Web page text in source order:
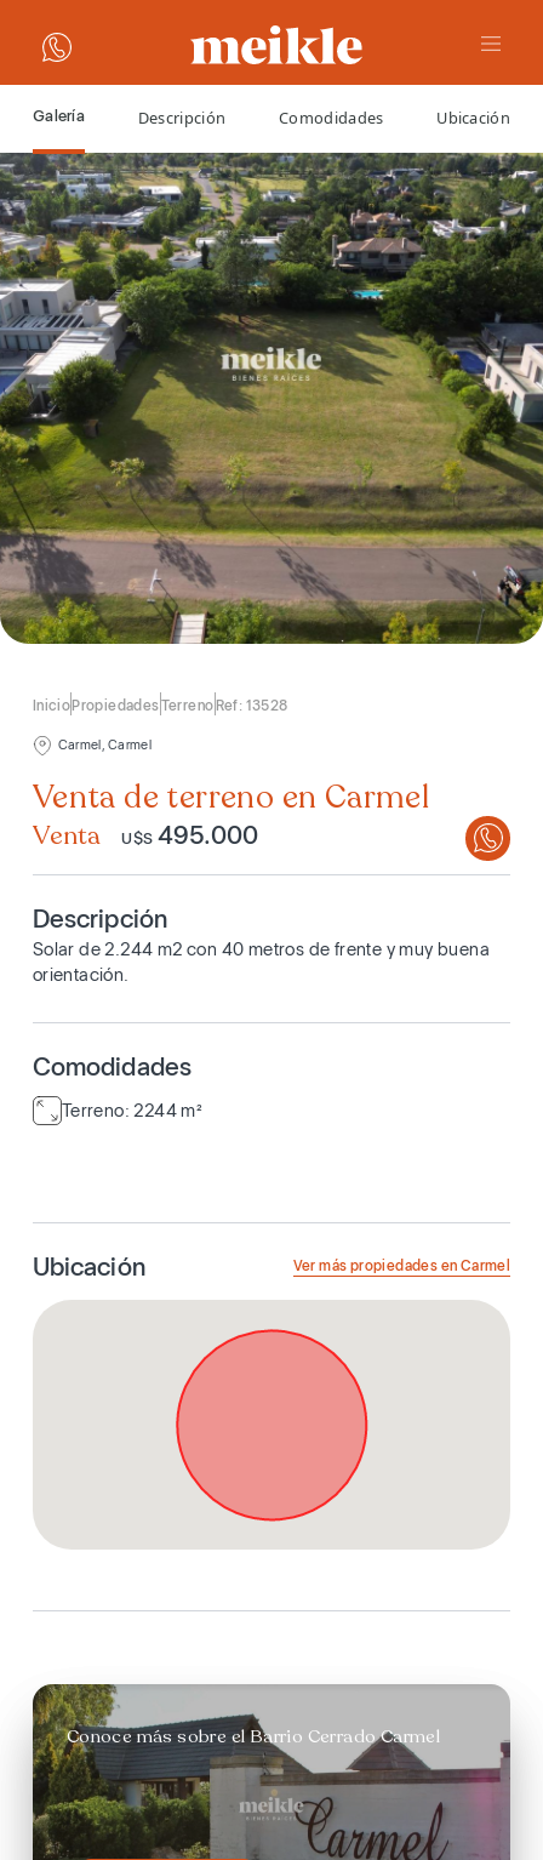
Galería Descripción Comodidades Ubicación
InicioPropiedadesTerrenoRef: 13528
VOLVER
Carmel, Carmel
Venta de terreno en Carmel
Venta U$S495.000
Descripción
Solar de 2.244 m2 con 40 metros de frente y muy buena
orientación.
Comodidades
Terreno: 2244 m²
Ubicación Ver más propiedades en Carmel
Conoce más sobre el Barrio Cerrado Carmel